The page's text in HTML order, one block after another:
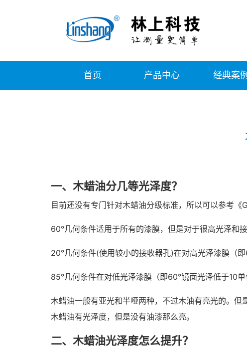
首页 产品中心 经典案例
一、木蜡油分几等光泽度？
目前还没有专门针对木蜡油分级标准，所以可以参考
60°几何条件适用于所有的漆膜，但是对于很高光泽和
20°几何条件(使用较小的接收器孔)在对高光泽漆膜（
85°几何条件在对低光泽漆膜（即60°镜面光泽低于10
木蜡油一般有亚光和半哑两种，不过木油有亮光的。但
木蜡油有光泽度，但是没有油漆那么亮。
二、木蜡油光泽度怎么提升？